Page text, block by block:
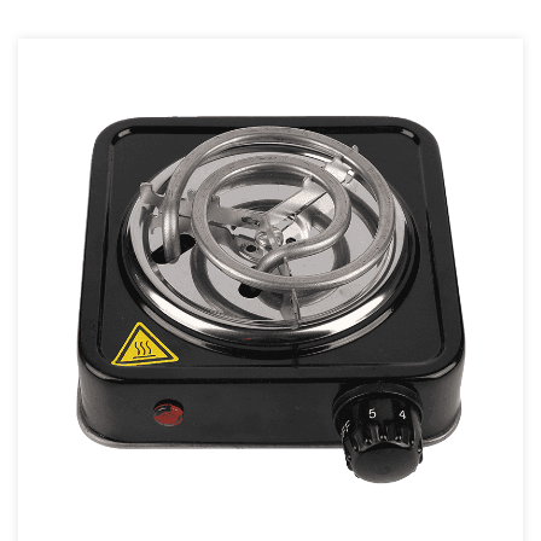
placentera. La única placa caliente realmente
transforma su experiencia culinaria.
- Superficie Antiadherente: La superficie de
cocción está diseñada para evitar que los
alimentos se peguen, facilitando la cocción con
menos aceite y promoviendo hábitos alimentarios
más saludables.
3. Eficiencia Energética
- Bajo consumo de energía: la placa calefactora
única está diseñada para consumir menos energía